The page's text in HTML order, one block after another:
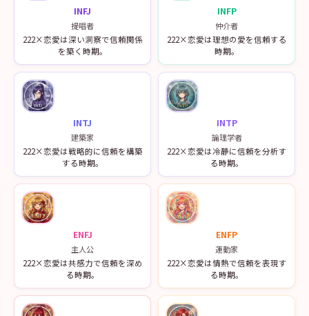
INFJ
提唱者
222×恋愛は深い洞察で信頼関係
を築く時期。
INFP
仲介者
222×恋愛は理想の愛を信頼する
時期。
INTJ
建築家
222×恋愛は戦略的に信頼を構築
する時期。
INTP
論理学者
222×恋愛は冷静に信頼を分析す
る時期。
ENFJ
主人公
222×恋愛は共感力で信頼を深め
る時期。
ENFP
運動家
222×恋愛は情熱で信頼を表現す
る時期。